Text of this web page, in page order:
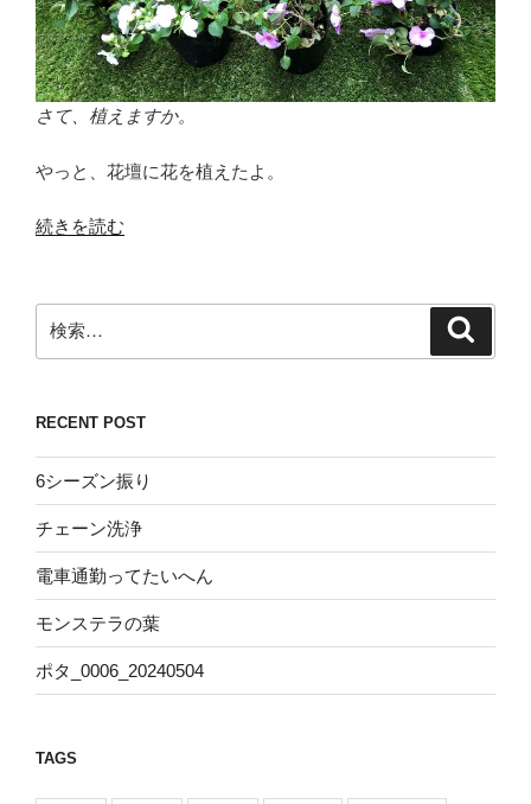
さて、植えますか。
やっと、花壇に花を植えたよ。
“花
花
を
た
よ”
の
続きを読む
索:
RECENT POST
6シーズン振り
チェーン洗浄
電車通勤ってたいへん
モンステラの葉
ポタ_0006_20240504
TAGS